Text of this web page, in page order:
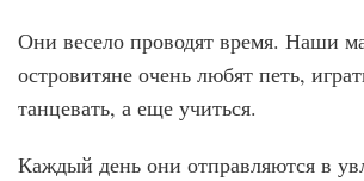
Они весело проводят время. Наши
островитяне очень любят петь,
танцевать, а еще учиться.
Каждый день они отправляются в